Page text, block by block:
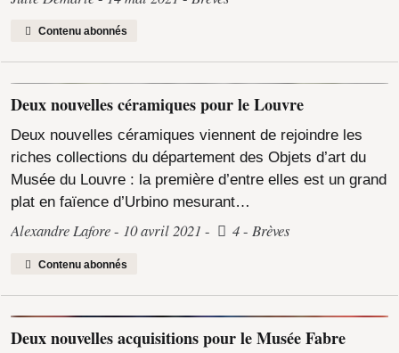
Contenu abonnés
Deux nouvelles céramiques pour le Louvre
Deux nouvelles céramiques viennent de rejoindre les
riches collections du département des Objets d’art du
Musée du Louvre : la première d’entre elles est un grand
plat en faïence d’Urbino mesurant…
Alexandre Lafore 10 avril 2021 4 Brèves
Contenu abonnés
Deux nouvelles acquisitions pour le Musée Fabre